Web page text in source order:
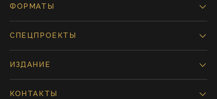
ФОРМАТЫ
СПЕЦПРОЕКТЫ
ИЗДАНИЕ
КОНТАКТЫ